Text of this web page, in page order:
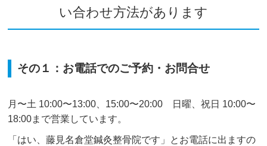
い合わせ方法があります
その１：お電話でのご予約・お問合せ
月〜土 10:00〜13:00、15:00〜20:00 日曜、祝日 10:00〜
18:00まで営業しています。
「はい、藤見名倉堂鍼灸整骨院です」とお電話に出ますの